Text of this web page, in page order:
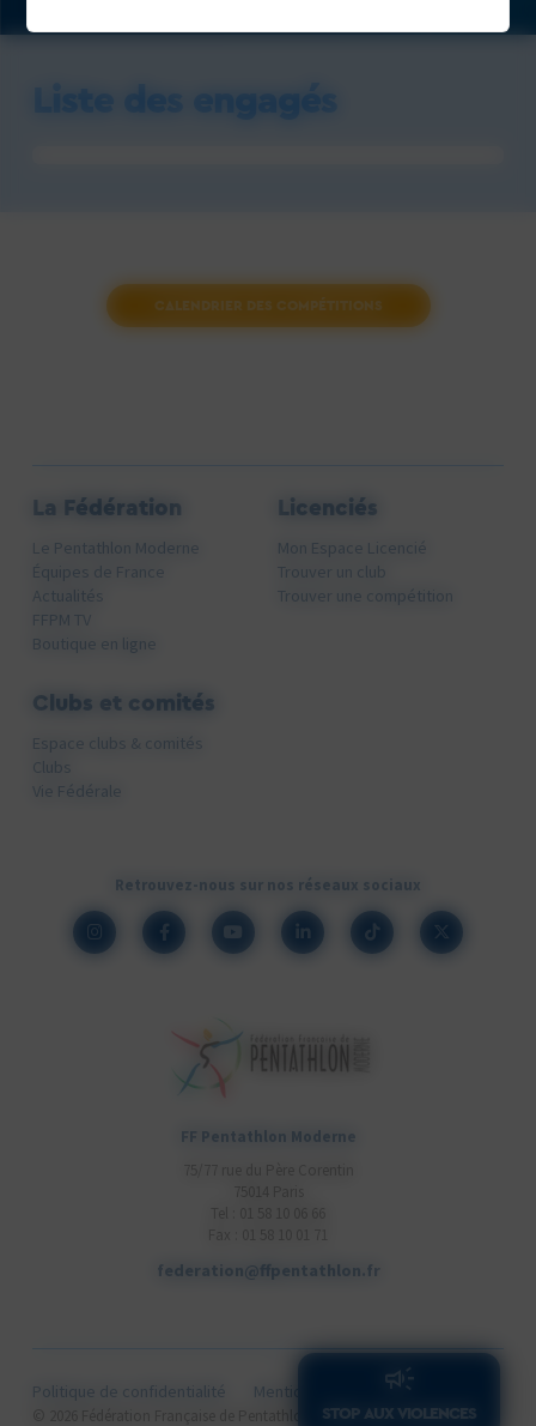
STOP AUX VIOLENCES
Liste des engagés
CALENDRIER DES COMPÉTITIONS
FF Pentathlon Moderne
federation@ffpentathlon.fr
La Fédération
Le Pentathlon Moderne
Équipes de France
Actualités
FFPM TV
Boutique en ligne
Licenciés
Mon Espace Licencié
Trouver un club
Trouver une compétition
Clubs et comités
Espace clubs & comités
Clubs
Vie Fédérale
Retrouvez-nous sur nos réseaux sociaux
Politique de confidentialité Mentions légales Cookies
© 2026 Fédération Française de Pentathlon Moderne .Cithea.com